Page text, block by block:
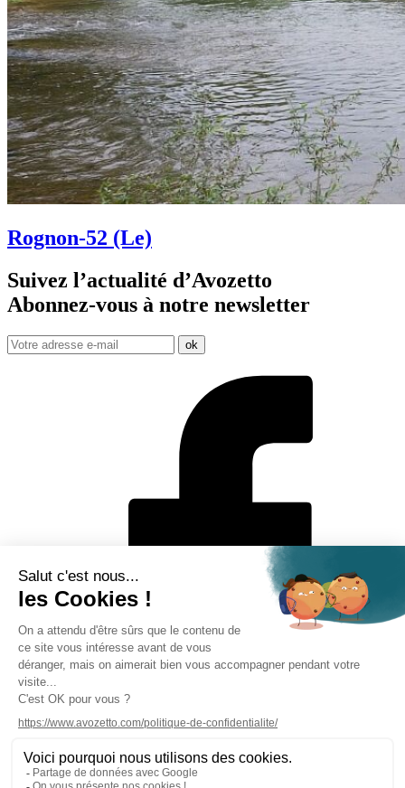
Rognon-52 (Le)
Suivez l’actualité d’Avozetto
Abonnez-vous à notre newsletter
Mentions légales
Politique de protection des données personnelles
CGV